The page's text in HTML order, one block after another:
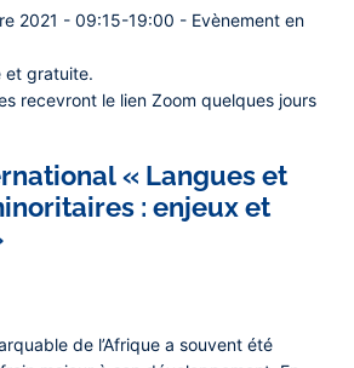
2021 - 09:15-19:00 - Evènement en
et gratuite.
recevront le lien Zoom quelques jours
« Langues et
: enjeux et
de l’Afrique a souvent été